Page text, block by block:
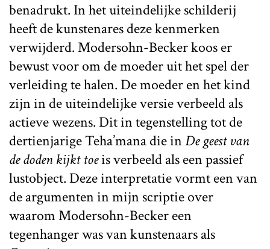
benadrukt. In het uiteindelijke schilderij
heeft de kunstenares deze kenmerken
verwijderd. Modersohn-Becker koos er
bewust voor om de moeder uit het spel der
verleiding te halen. De moeder en het kind
zijn in de uiteindelijke versie verbeeld als
actieve wezens. Dit in tegenstelling tot de
dertienjarige Teha’mana die inDe geest van
de doden kijkt toeis verbeeld als een passief
lustobject. Deze interpretatie vormt een van
de argumenten in mijn scriptie over
waarom Modersohn-Becker een
tegenhanger was van kunstenaars als